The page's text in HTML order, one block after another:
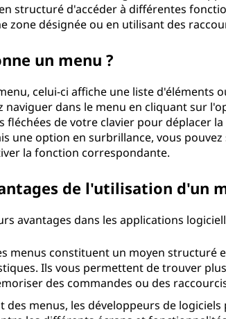
structuré d'accéder à différentes
zone désignée ou en utilisant des
un menu ?
celui-ci affiche une liste d'éléments
naviguer dans le menu en cliquant sur
fléchées de votre clavier pour déplacer
une option en surbrillance, vous
la fonction correspondante.
de l'utilisation d'un
avantages dans les applications
menus constituent un moyen structuré
Ils vous permettent de trouver
des commandes ou des
des menus, les développeurs de